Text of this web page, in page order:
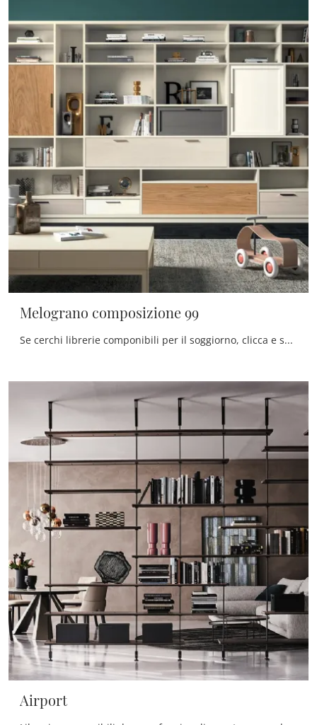
Melograno composizione 99
Se cerchi librerie componibili per il soggiorno, clicca e scopri le nostre soluzioni moderne: il modello Melograno composizione 99 Le Fablier ti sta ...
Airport